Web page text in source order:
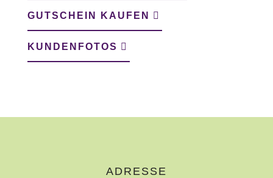
GUTSCHEIN KAUFEN
KUNDENFOTOS
ADRESSE